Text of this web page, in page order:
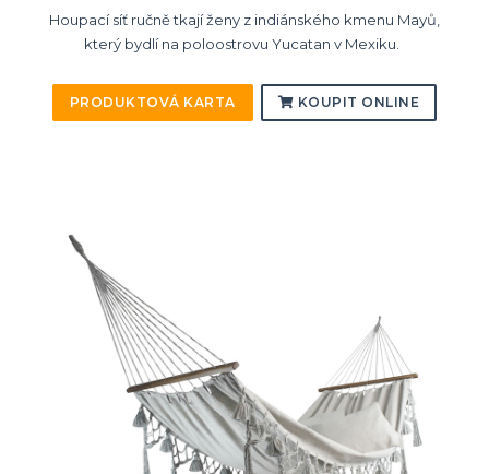
Houpací síť ručně tkají ženy z indiánského kmenu Mayů,
který bydlí na poloostrovu Yucatan v Mexiku.
PRODUKTOVÁ KARTA KOUPIT ONLINE